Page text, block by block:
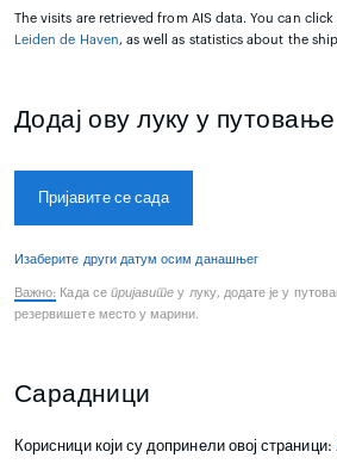
The visits are retrieved from AIS data. You can
Leiden de Haven, as well as statistics about the
Додај ову луку у путовање
Пријавите се сада
Изаберите други датум осим данашњег
Важно: Када се пријавите у луку, додате је у
резервишете место у марини.
Сарадници
Корисници који су допринели овој страници: